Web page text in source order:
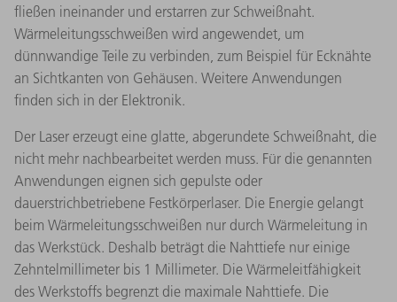
fließen ineinander und erstarren zur Schweißnaht.
Wärmeleitungsschweißen wird angewendet, um
dünnwandige Teile zu verbinden, zum Beispiel für Ecknähte
an Sichtkanten von Gehäusen. Weitere Anwendungen
finden sich in der Elektronik.
Der Laser erzeugt eine glatte, abgerundete Schweißnaht, die
nicht mehr nachbearbeitet werden muss. Für die genannten
Anwendungen eignen sich gepulste oder
dauerstrichbetriebene Festkörperlaser. Die Energie gelangt
beim Wärmeleitungsschweißen nur durch Wärmeleitung in
das Werkstück. Deshalb beträgt die Nahttiefe nur einige
Zehntelmillimeter bis 1 Millimeter. Die Wärmeleitfähigkeit
des Werkstoffs begrenzt die maximale Nahttiefe. Die